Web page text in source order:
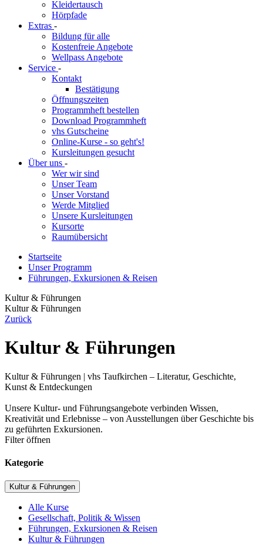
Kleidertausch
Hörpfade
Extras -
Bildung für alle
Kostenfreie Angebote
Wellpass Angebote
Service -
Kontakt
Bestätigung
Öffnungszeiten
Programmheft bestellen
Download Programmheft
vhs Gutscheine
Online-Kurse - so geht's!
Kursleitungen gesucht
Über uns -
Wer wir sind
Unser Team
Unser Vorstand
Werde Mitglied
Unsere Kursleitungen
Kursorte
Raumübersicht
Startseite
Unser Programm
Führungen, Exkursionen & Reisen
Kultur & Führungen
Kultur & Führungen
Zurück
Kultur & Führungen
Kultur & Führungen | vhs Taufkirchen – Literatur, Geschichte,
Kunst & Entdeckungen
Unsere Kultur- und Führungsangebote verbinden Wissen,
Kreativität und Erlebnisse – von Ausstellungen über Geschichte bis
zu geführten Exkursionen.
Filter öffnen
Kategorie
Kultur & Führungen
Alle Kurse
Gesellschaft, Politik & Wissen
Führungen, Exkursionen & Reisen
Kultur & Führungen